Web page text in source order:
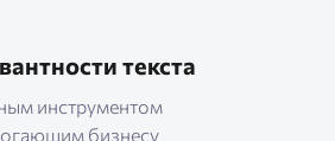
текста
инструментом
бизнесу